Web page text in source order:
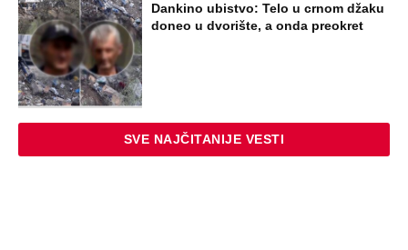
Dankino ubistvo: Telo u crnom džaku
doneo u dvorište, a onda preokret
SVE NAJČITANIJE VESTI